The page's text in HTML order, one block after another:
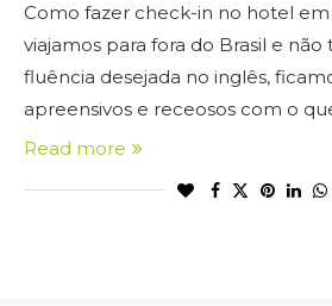
Como fazer check-in no hotel em
viajamos para fora do Brasil e
fluência desejada no inglês,
apreensivos e receosos com o
Read more